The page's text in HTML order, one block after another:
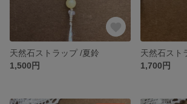
天然石ストラップ /夏鈴
1,500円
天然石スト
1,700円